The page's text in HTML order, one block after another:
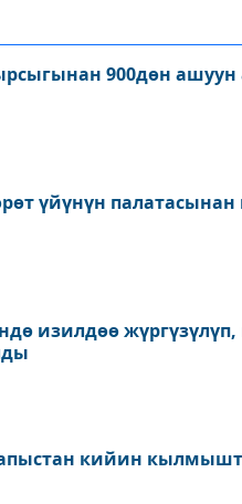
900дөн ашуун
үйүнүн
изилдөө
кийин